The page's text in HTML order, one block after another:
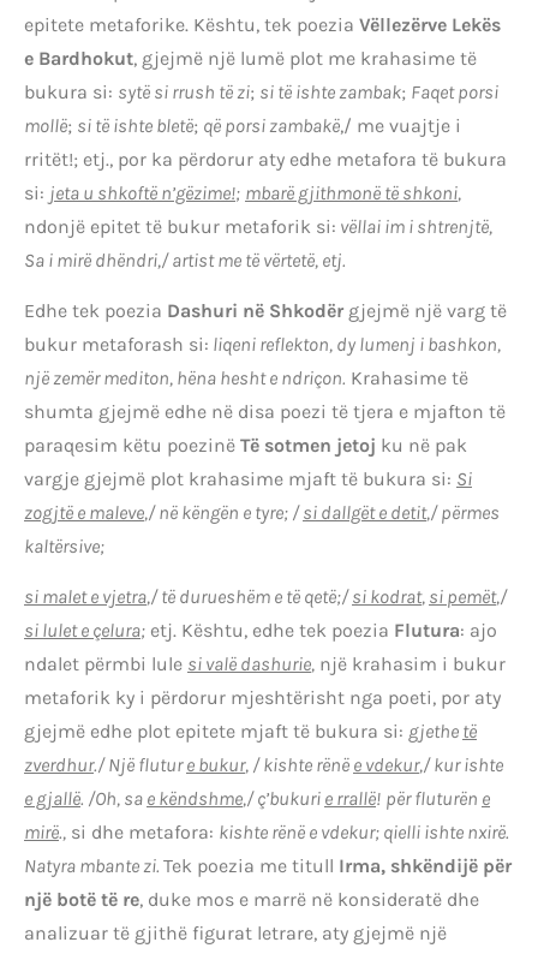
epitete metaforike. Kështu, tek poezia Vëllezërve Lekës
e Bardhokut, gjejmë një lumë plot me krahasime të
bukura si: sytë si rrush të zi; si të ishte zambak; Faqet porsi
mollë; si të ishte bletë; që porsi zambakë,/ me vuajtje i
rritët!; etj., por ka përdorur aty edhe metafora të bukura
si: jeta u shkoftë n’gëzime!; mbarë gjithmonë të shkoni,
ndonjë epitet të bukur metaforik si: vëllai im i shtrenjtë,
Sa i mirë dhëndri,/ artist me të vërtetë, etj.
Edhe tek poezia Dashuri në Shkodër gjejmë një varg të
bukur metaforash si: liqeni reflekton, dy lumenj i bashkon,
një zemër mediton, hëna hesht e ndriçon. Krahasime të
shumta gjejmë edhe në disa poezi të tjera e mjafton të
paraqesim këtu poezinë Të sotmen jetoj ku në pak
vargje gjejmë plot krahasime mjaft të bukura si: Si
zogjtë e maleve,/në këngën e tyre; /si dallgët e detit,/ përmes
kaltërsive;
si malet e vjetra,/ të durueshëm e të qetë;/si kodrat, si pemët,/
si lulet e çelura; etj. Kështu, edhe tek poezia Flutura: ajo
ndalet përmbi lule si valë dashurie, një krahasim i bukur
metaforik ky i përdorur mjeshtërisht nga poeti, por aty
gjejmë edhe plot epitete mjaft të bukura si: gjethe të
zverdhur./Një fluture bukur, / kishte rënë e vdekur,/ kur ishte
e gjallë. /Oh, sa e këndshme,/ ç’bukuri e rrallë! për fluturën e
mirë., si dhe metafora: kishte rënë e vdekur; qielli ishte nxirë.
Natyra mbante zi. Tek poezia me titull Irma, shkëndijë për
një botë të re, duke mos e marrë në konsideratë dhe
analizuar të gjithë figurat letrare, aty gjejmë një